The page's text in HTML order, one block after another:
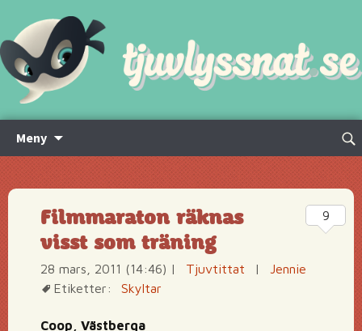
Meny
innehåll
Sök
Filmmaraton räknas
visst som träning
28 mars, 2011 (14:46) | Tjuvtittat |
Jennie
Etiketter:
Skyltar
Coop, Västberga
9